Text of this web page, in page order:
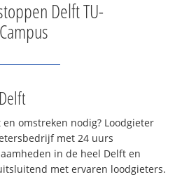
Delft TU-
Campus
omstreken nodig? Loodgieter
met 24 uurs
in de heel Delft en
met ervaren loodgieters.